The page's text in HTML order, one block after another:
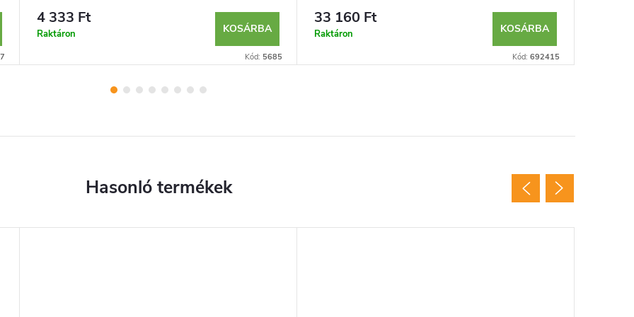
4 333 Ft
Raktáron KOSÁRBA
Kód: 5685
33 160 Ft
Raktáron KOSÁRBA
Kód: 692415